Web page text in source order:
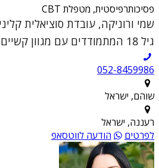
פסיכותרפיסטית, מטפלת CBT
גיל 18 המתמודדים עם מגוון קשיים, בקליניקות הפרטיות שלי בשוהם וברעננה.הגישה הטיפולית שלי נ...
052-8459986
שוהם, ישראל
רעננה, ישראל
לפרטים
הודעה לווטסאפ